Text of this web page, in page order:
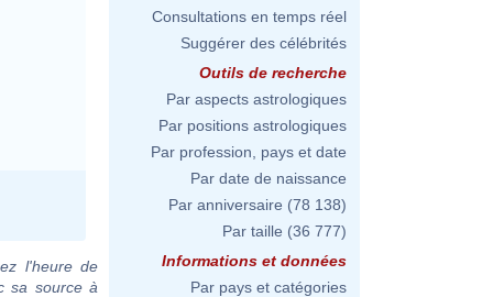
l'heure de
sa source à
Consultations en temps réel
Suggérer des célébrités
Outils de recherche
Par aspects astrologiques
Par positions astrologiques
Par profession, pays et date
Par date de naissance
Par anniversaire (78 138)
Par taille (36 777)
Informations et données
Par pays et catégories